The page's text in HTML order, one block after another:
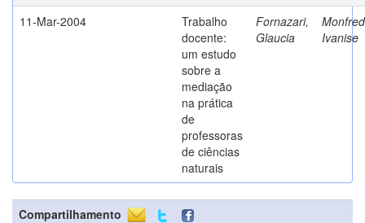
11-Mar-2004
Trabalho
docente:
um estudo
sobre a
mediação
na prática
de
professoras
de ciências
naturais
Fornazari,
Glaucia
Ivanise
Compartilhamento